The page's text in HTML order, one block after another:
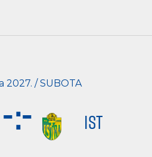
2027. / SUBOTA
-:- IST